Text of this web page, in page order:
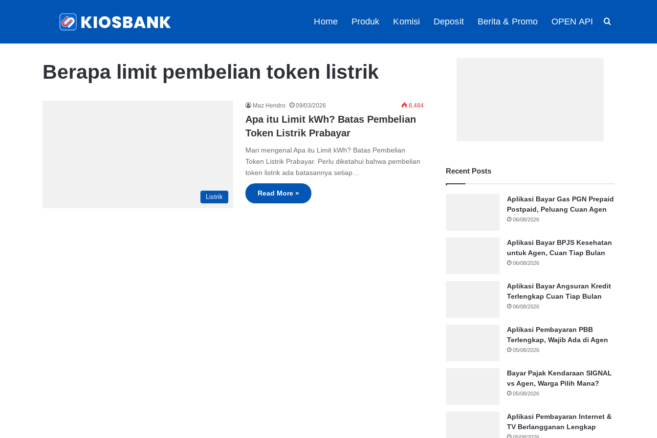
Home Produk Komisi Deposit Berita & Promo OPEN API
Berapa limit pembelian token listrik
Listrik
Maz Hendro 09/03/2026 8,484
Apa itu Limit kWh? Batas Pembelian
Token Listrik Prabayar
Mari mengenal Apa itu Limit kWh? Batas Pembelian
Token Listrik Prabayar. Perlu diketahui bahwa pembelian
token listrik ada batasannya setiap…
Read More »
Recent Posts
Aplikasi Bayar Gas PGN Prepaid
Postpaid, Peluang Cuan Agen
06/08/2026
Aplikasi Bayar BPJS Kesehatan
untuk Agen, Cuan Tiap Bulan
06/08/2026
Aplikasi Bayar Angsuran Kredit
Terlengkap Cuan Tiap Bulan
06/08/2026
Aplikasi Pembayaran PBB
Terlengkap, Wajib Ada di Agen
05/08/2026
Bayar Pajak Kendaraan SIGNAL
vs Agen, Warga Pilih Mana?
05/08/2026
Aplikasi Pembayaran Internet &
TV Berlangganan Lengkap